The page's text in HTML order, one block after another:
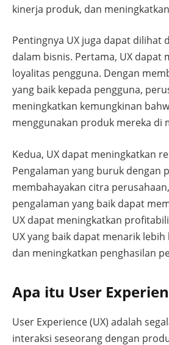
kinerja produk, dan
Pentingnya UX juga dapat dilihat
dalam bisnis. Pertama, UX dapat
loyalitas pengguna. Dengan
yang baik kepada pengguna,
meningkatkan kemungkinan
menggunakan produk mereka di
Kedua, UX dapat meningkatkan
Pengalaman yang buruk dengan
membahayakan citra
pengalaman yang baik dapat
UX dapat meningkatkan
UX yang baik dapat menarik
dan meningkatkan penghasilan
Apa itu User
User Experience (UX) adalah
interaksi seseorang dengan